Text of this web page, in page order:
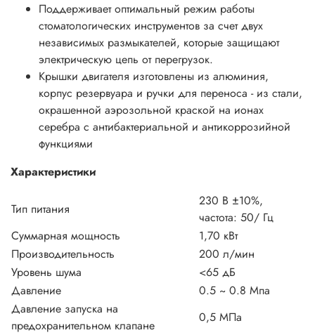
Поддерживает оптимальный режим работы
стоматологических инструментов за счет двух
независимых размыкателей, которые защищают
электрическую цепь от перегрузок.
Крышки двигателя изготовлены из алюминия,
корпус резервуара и ручки для переноса - из стали,
окрашенной аэрозольной краской на ионах
серебра с антибактериальной и антикоррозийной
функциями
Характеристики
Тип питания
230 В ±10%,
частота: 50/ Гц
Суммарная мощность
1,70 кВт
Производительность
200 л/мин
Уровень шума
<65 дБ
Давление
0.5 ~ 0.8 Мпа
Давление запуска на
предохранительном клапане
0,5 МПа